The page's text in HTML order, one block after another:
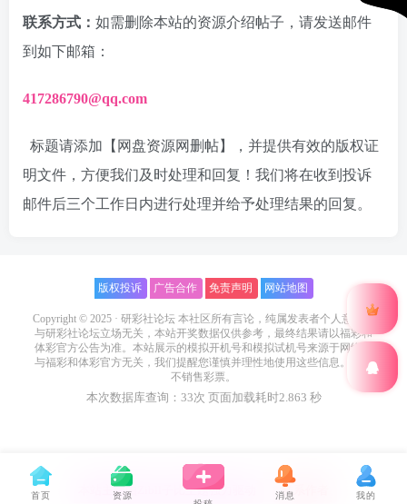
联系方式： 如需删除本站的资源介绍帖子，请发送邮件
到如下邮箱：
417286790@qq.com
标题请添加【网盘资源网删帖】，并提供有效的版权证
明文件，方便我们及时处理和回复！我们将在收到投诉
邮件后三个工作日内进行处理并给予处理结果的回复。
版权投诉 广告合作 免责声明 网站地图
Copyright © 2025 · 研彩社论坛 本社区所有言论，纯属发表者个人意见，
与研彩社论坛立场无关，本站开奖数据仅供参考，最终结果请以福彩和
体彩官方公告为准。本站展示的模拟开机号和模拟试机号来源于网络，
与福彩和体彩官方无关，我们提醒您谨慎并理性地使用这些信息。本站
不销售彩票。
本次数据库查询：33次 页面加载耗时2.863 秒
首页 资源 消息 我的
本站主题由Zibll子比主题强力驱动 联系作者